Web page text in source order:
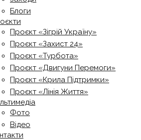
Блоги
Проєкт «Зігрій Україну»
Проєкт «Захист 24»
Проєкт «Турбота»
Проєкт «Двигуни Перемоги»
Проєкт «Крила Підтримки»
Проєкт «Лінія Життя»
Фото
Відео